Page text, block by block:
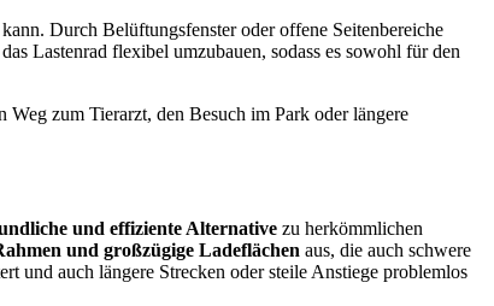
Durch Belüftungsfenster oder offene Seitenbereiche
Lastenrad flexibel umzubauen, sodass es sowohl für den
Weg zum Tierarzt, den Besuch im Park oder längere
und effiziente Alternative zu herkömmlichen
und großzügige Ladeflächen aus, die auch schwere
und auch längere Strecken oder steile Anstiege problemlos